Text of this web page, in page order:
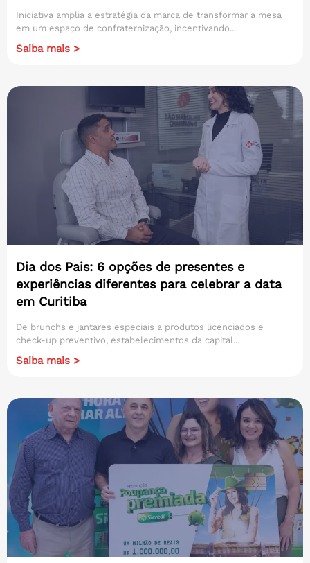
Iniciativa amplia a estratégia da marca de transformar a mesa
em um espaço de confraternização, incentivando...
Saiba mais >
Dia dos Pais: 6 opções de presentes e
experiências diferentes para celebrar a data
em Curitiba
De brunchs e jantares especiais a produtos licenciados e
check-up preventivo, estabelecimentos da capital...
Saiba mais >